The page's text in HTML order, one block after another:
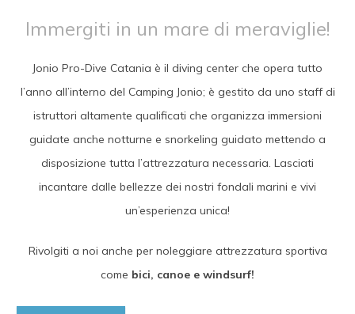
Immergiti in un mare di meraviglie!
Jonio Pro-Dive Catania è il diving center che opera tutto
l’anno all’interno del Camping Jonio; è gestito da uno staff di
istruttori altamente qualificati che organizza immersioni
guidate anche notturne e snorkeling guidato mettendo a
disposizione tutta l’attrezzatura necessaria. Lasciati
incantare dalle bellezze dei nostri fondali marini e vivi
un’esperienza unica!
Rivolgiti a noi anche per noleggiare attrezzatura sportiva
come bici, canoe e windsurf!